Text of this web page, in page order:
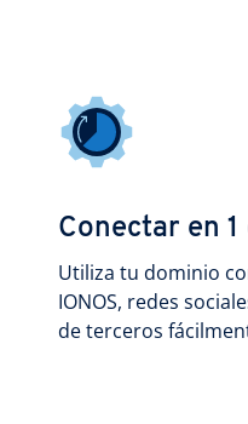
Conectar en 1
Utiliza tu dominio
IONOS, redes
de terceros